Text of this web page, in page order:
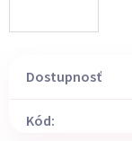
Dostupnosť
Kód: